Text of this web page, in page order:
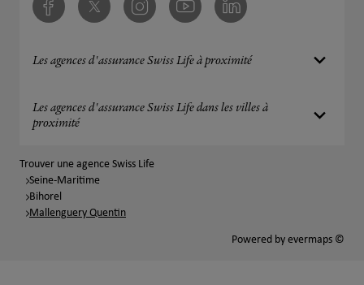
FacebookTwitter InstagramYoutube Linkedin
Les agences d'assurance Swiss Life à proximité
Les agences d'assurance Swiss Life dans les villes à
proximité
Trouver une agence Swiss Life
Seine-Maritime
Bihorel
Mallenguery Quentin
Powered by evermaps ©